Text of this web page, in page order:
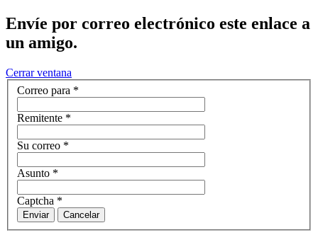
Envíe por correo electrónico este enlace a
un amigo.
Cerrar ventana
Correo para *
Remitente *
Su correo *
Asunto *
Captcha *
Enviar Cancelar